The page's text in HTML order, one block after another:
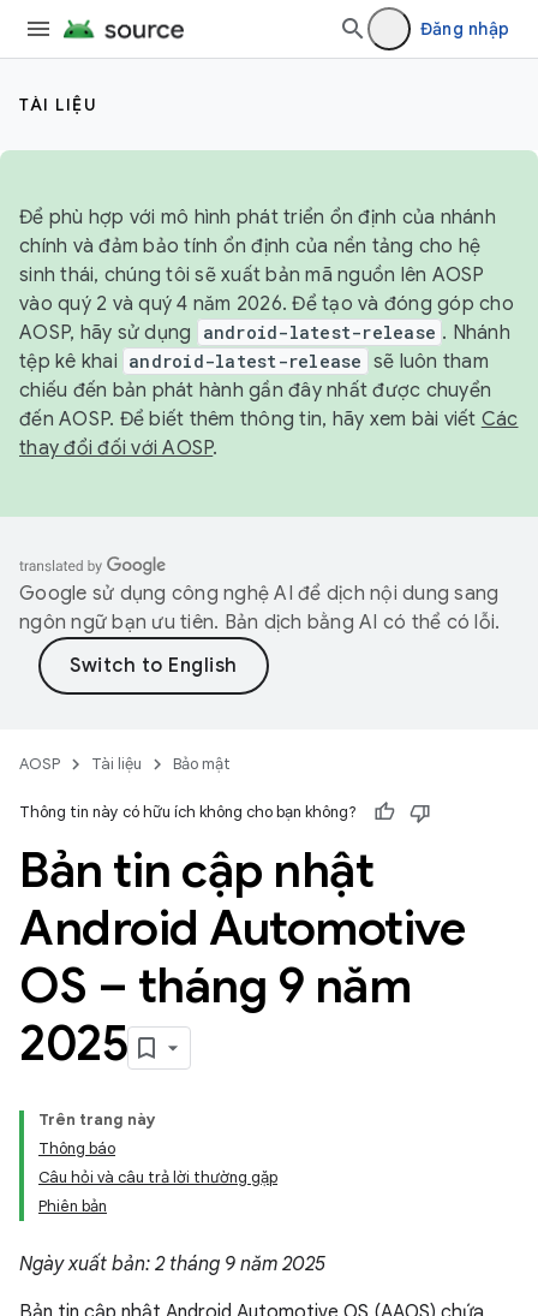
Đăng nhập
TÀI LIỆU
Để phù hợp với mô hình phát triển ổn định của nhánh
chính và đảm bảo tính ổn định của nền tảng cho hệ
sinh thái, chúng tôi sẽ xuất bản mã nguồn lên AOSP
vào quý 2 và quý 4 năm 2026. Để tạo và đóng góp cho
AOSP, hãy sử dụng
android-latest-release . Nhánh
tệp kê khai android-latest-release sẽ luôn tham
chiếu đến bản phát hành gần đây nhất được chuyển
đến AOSP. Để biết thêm thông tin, hãy xem bài viết Các
thay đổi đối với AOSP.
Google sử dụng công nghệ AI để dịch nội dung sang
ngôn ngữ bạn ưu tiên. Bản dịch bằng AI có thể có lỗi.
AOSP Tài liệu Bảo mật
Thông tin này có hữu ích không cho bạn không?
Bản tin cập nhật
Android Automotive
OS – tháng 9 năm
2025
Trên trang này
Thông báo
Câu hỏi và câu trả lời thường gặp
Phiên bản
Ngày xuất bản: 2 tháng 9 năm 2025